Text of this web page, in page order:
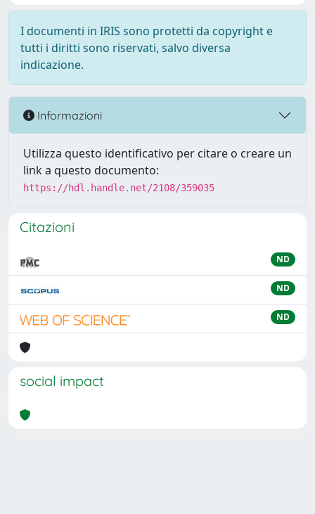
I documenti in IRIS sono protetti da copyright e
tutti i diritti sono riservati, salvo diversa
indicazione.
Informazioni
Utilizza questo identificativo per citare o creare un
link a questo documento:
https://hdl.handle.net/2108/359035
Citazioni
ND
ND
ND
social impact